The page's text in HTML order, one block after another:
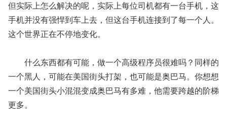
但实际上怎么解决的呢，实际上每位司机都有一台手机，这
手机并没有强悍到车上去，但这台手机连接到了每一个人。
这个世界正在不停地变化。
什么东西都有可能，做一个高级程序员很难吗？同样的
一个黑人，可能在美国街头打架，也可能是奥巴马。你想想
一个美国街头小混混变成奥巴马有多难，他需要跨越的阶梯
更多。